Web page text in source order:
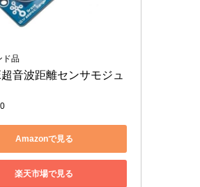
ド品
音波距離センサモジュ
Amazonで見る
楽天市場で見る